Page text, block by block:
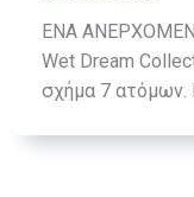
ENA
Wet Dream
σχήμα 7 ατόμων.